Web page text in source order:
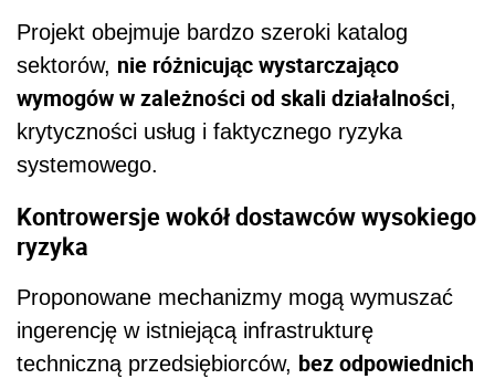
Projekt obejmuje bardzo szeroki katalog
sektorów, nie różnicując wystarczająco
wymogów w zależności od skali działalności,
krytyczności usług i faktycznego ryzyka
systemowego.
Kontrowersje wokół dostawców wysokiego
ryzyka
Proponowane mechanizmy mogą wymuszać
ingerencję w istniejącą infrastrukturę
techniczną przedsiębiorców, bez odpowiednich